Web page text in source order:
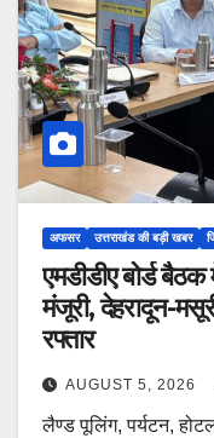
अफसर उत्तराखंड की बड़ी खबर
एमडीडीए बोर्ड
मंजूरी, देहरादून-
रफ्तार
AUGUST 5, 2026
लैण्ड पूलिंग, पर्यटन,